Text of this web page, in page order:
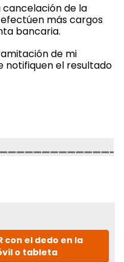
de la
más cargos
bancaria.
de mi
notifiquen el resultado
con el dedo en la
o tableta